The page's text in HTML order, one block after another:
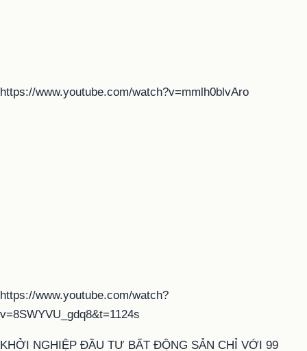
https://www.youtube.com/watch?v=mmlh0blvAro
https://www.youtube.com/watch?
v=8SWYVU_gdq8&t=1124s
KHỞI NGHIỆP ĐẦU TƯ BẤT ĐỘNG SẢN CHỈ VỚI 99